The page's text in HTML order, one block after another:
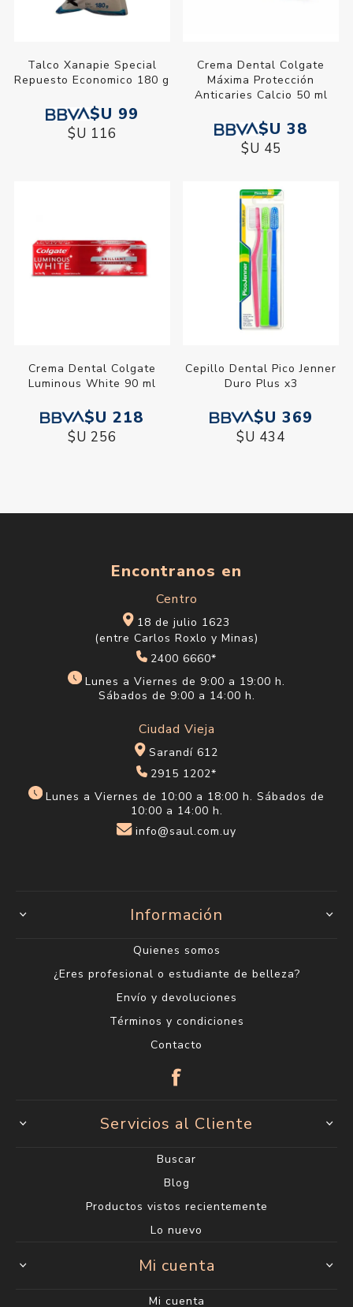
Talco Xanapie Special
Repuesto Economico 180 g
$U 99
$U 116
Crema Dental Colgate
Máxima Protección
Anticaries Calcio 50 ml
$U 38
$U 45
Crema Dental Colgate
Luminous White 90 ml
$U 218
$U 256
Cepillo Dental Pico Jenner
Duro Plus x3
$U 369
$U 434
Encontranos en
Centro
18 de julio 1623
(entre Carlos Roxlo y Minas)
2400 6660*
Lunes a Viernes de 9:00 a 19:00 h.
Sábados de 9:00 a 14:00 h.
Ciudad Vieja
Sarandí 612
2915 1202*
Lunes a Viernes de 10:00 a 18:00 h. Sábados de
10:00 a 14:00 h.
info@saul.com.uy
Información
Quienes somos
¿Eres profesional o estudiante de belleza?
Envío y devoluciones
Términos y condiciones
Contacto
Servicios al Cliente
Buscar
Blog
Productos vistos recientemente
Lo nuevo
Mi cuenta
Mi cuenta